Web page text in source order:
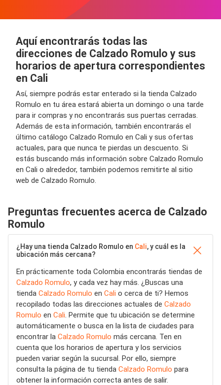
Aquí encontrarás todas las
direcciones de Calzado Romulo y sus
horarios de apertura correspondientes
en Cali
Así, siempre podrás estar enterado si la tienda Calzado
Romulo en tu área estará abierta un domingo o una tarde
para ir compras y no encontrarás sus puertas cerradas.
Además de esta información, también encontrarás el
último catálogo Calzado Romulo en Cali y sus ofertas
actuales, para que nunca te pierdas un descuento. Si
estás buscando más información sobre Calzado Romulo
en Cali o alrededor, también podemos remitirte al sitio
web de Calzado Romulo.
Preguntas frecuentes acerca de Calzado
Romulo
¿Hay una tienda Calzado Romulo en Cali, y cuál es la
ubicación más cercana?
En prácticamente toda Colombia encontrarás tiendas de
Calzado Romulo, y cada vez hay más. ¿Buscas una
tienda Calzado Romulo en Cali o cerca de ti? Hemos
recopilado todas las direcciones actuales de Calzado
Romulo en Cali. Permite que tu ubicación se determine
automáticamente o busca en la lista de ciudades para
encontrar la Calzado Romulo más cercana. Ten en
cuenta que los horarios de apertura y los servicios
pueden variar según la sucursal. Por ello, siempre
consulta la página de tu tienda Calzado Romulo para
obtener la información correcta antes de salir.